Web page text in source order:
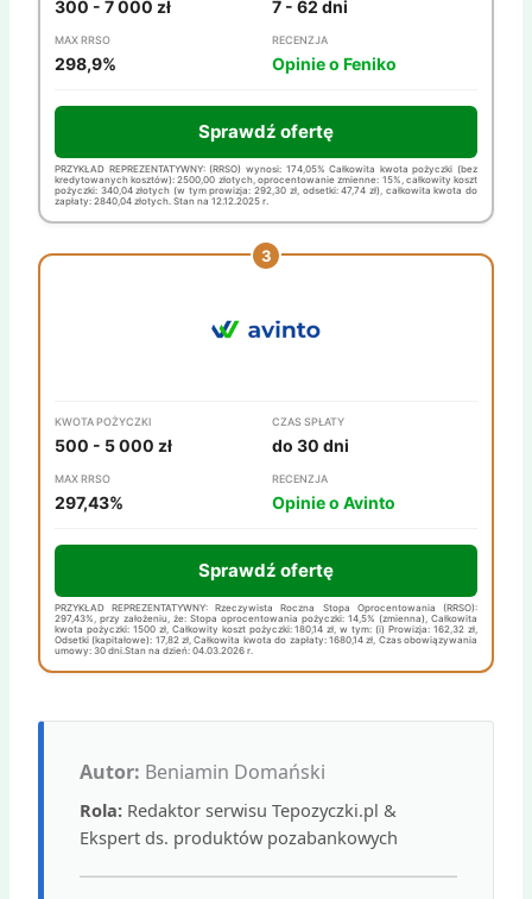
300 - 7 000 zł 7 - 62 dni
MAX RRSO
298,9%
RECENZJA
Opinie o Feniko
Sprawdź ofertę
PRZYKŁAD REPREZENTATYWNY: (RRSO) wynosi: 174,05% Całkowita kwota pożyczki (bez
kredytowanych kosztów): 2500,00 złotych, oprocentowanie zmienne: 15%, całkowity koszt
pożyczki: 340,04 złotych (w tym prowizja: 292,30 zł, odsetki: 47,74 zł), całkowita kwota do
zapłaty: 2840,04 złotych. Stan na 12.12.2025 r.
KWOTA POŻYCZKI
500 - 5 000 zł
CZAS SPŁATY
do 30 dni
MAX RRSO
297,43%
RECENZJA
Opinie o Avinto
Sprawdź ofertę
PRZYKŁAD REPREZENTATYWNY: Rzeczywista Roczna Stopa Oprocentowania (RRSO):
297,43%, przy założeniu, że: Stopa oprocentowania pożyczki: 14,5% (zmienna), Całkowita
kwota pożyczki: 1500 zł, Całkowity koszt pożyczki: 180,14 zł, w tym: (i) Prowizja: 162,32 zł,
Odsetki (kapitałowe): 17,82 zł, Całkowita kwota do zapłaty: 1680,14 zł, Czas obowiązywania
umowy: 30 dni.Stan na dzień: 04.03.2026 r.
Autor: Beniamin Domański
Rola: Redaktor serwisu Tepozyczki.pl &
Ekspert ds. produktów pozabankowych